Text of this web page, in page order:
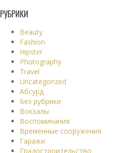
РУБРИКИ
Beauty
Fashion
Hipster
Photography
Travel
Uncategorized
Абсурд
Без рубрики
Вокзалы
Воспоминания
Временные сооружения
Гаражи
Градостроительство